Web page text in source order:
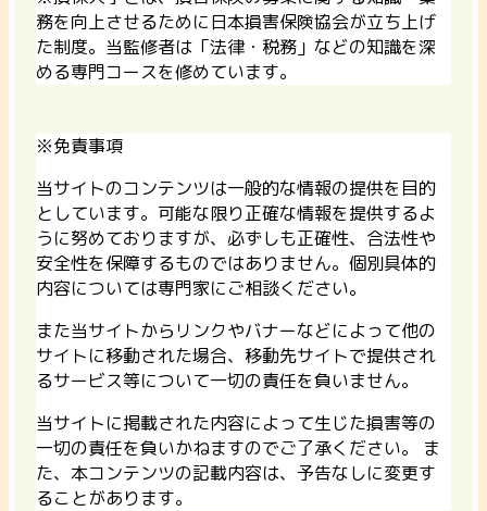
務を向上させるために日本損害保険協会が立ち上げ
た制度。当監修者は「法律・税務」などの知識を深
める専門コースを修めています。
※免責事項
当サイトのコンテンツは一般的な情報の提供を目的
としています。可能な限り正確な情報を提供するよ
うに努めておりますが、必ずしも正確性、合法性や
安全性を保障するものではありません。個別具体的
内容については専門家にご相談ください。
また当サイトからリンクやバナーなどによって他の
サイトに移動された場合、移動先サイトで提供され
るサービス等について一切の責任を負いません。
当サイトに掲載された内容によって生じた損害等の
一切の責任を負いかねますのでご了承ください。 ま
た、本コンテンツの記載内容は、予告なしに変更す
ることがあります。